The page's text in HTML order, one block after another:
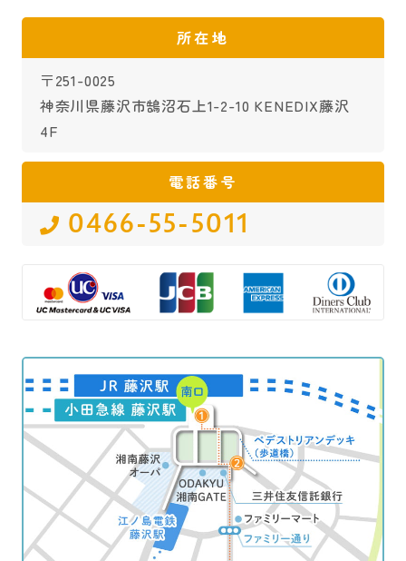
所在地
〒251-0025
神奈川県藤沢市鵠沼石上1-2-10 KENEDIX藤沢
4F
電話番号
0466-55-5011